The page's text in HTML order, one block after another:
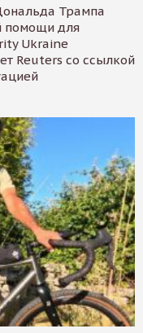
Трампа
помощи для
Ukraine
Reuters со ссылкой